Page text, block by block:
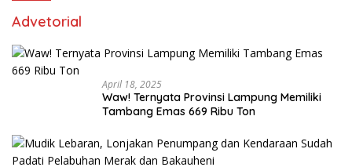
Advetorial
April 18, 2025
Waw! Ternyata Provinsi Lampung Memiliki
Tambang Emas 669 Ribu Ton